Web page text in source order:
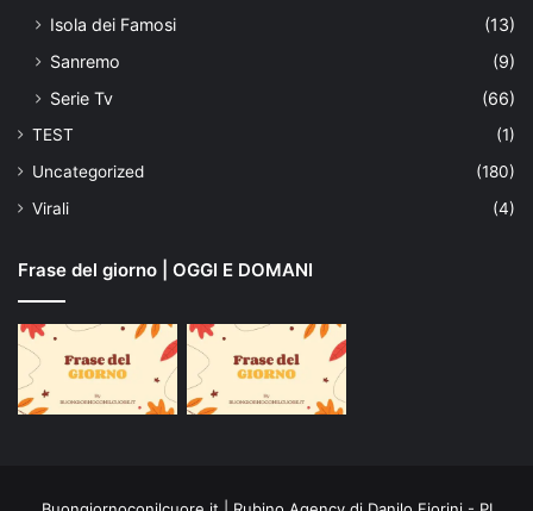
Isola dei Famosi
(13)
Sanremo
(9)
Serie Tv
(66)
TEST
(1)
Uncategorized
(180)
Virali
(4)
Frase del giorno | OGGI E DOMANI